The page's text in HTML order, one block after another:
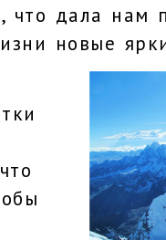
что дала нам
новые